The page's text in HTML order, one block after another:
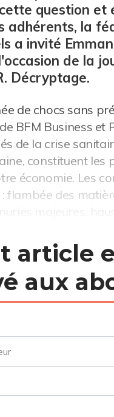
question et
adhérents, la
a invité
de la
Décryptage.
de chocs sans
BFM Business et
de la crise
constituent les
économie. Les
flambée des
majeures,
article
aux